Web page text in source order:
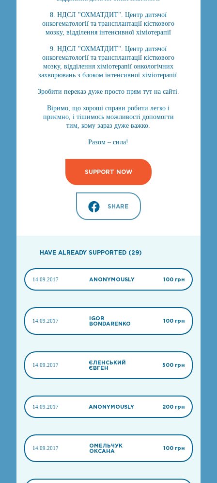
8. НДСЛ "ОХМАТДИТ". Центр дитячої
онкогематології та трансплантації кісткового
мозку, відділення інтенсивної хіміотерапії
9. НДСЛ "ОХМАТДИТ". Центр дитячої
онкогематології та трансплантації кісткового
мозку, відділення хіміотерапії онкологічних
захворювань з блоком інтенсивної хіміотерапії
Зробити переказ дуже просто прям тут на сайті.
Віримо, що хороші справи робити легко і
приємно, і тішимось можливості допомогти
тим, кому зараз дуже важко.
Разом – сила!
SUPPORT NOW
SHARE
HAVE ALREADY SUPPORTED (29)
14.09.2017 ANONYMOUSLY 100 грн
14.09.2017
IGOR
BONDARENKO
100 грн
14.09.2017
ЄЛЕНСЬКИЙ
ЄВГЕН
500 грн
14.09.2017 ANONYMOUSLY 200 грн
14.09.2017
ОМЕЛЬЧУК
ОКСАНА
100 грн